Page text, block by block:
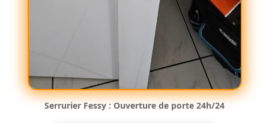
Serrurier Fessy : Ouverture de porte 24h/24